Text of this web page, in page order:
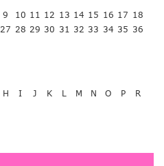
9 10 11 12 13 14 15 16 17 18
27 28 29 30 31 32 33 34 35 36
H I J K L M N O P
R